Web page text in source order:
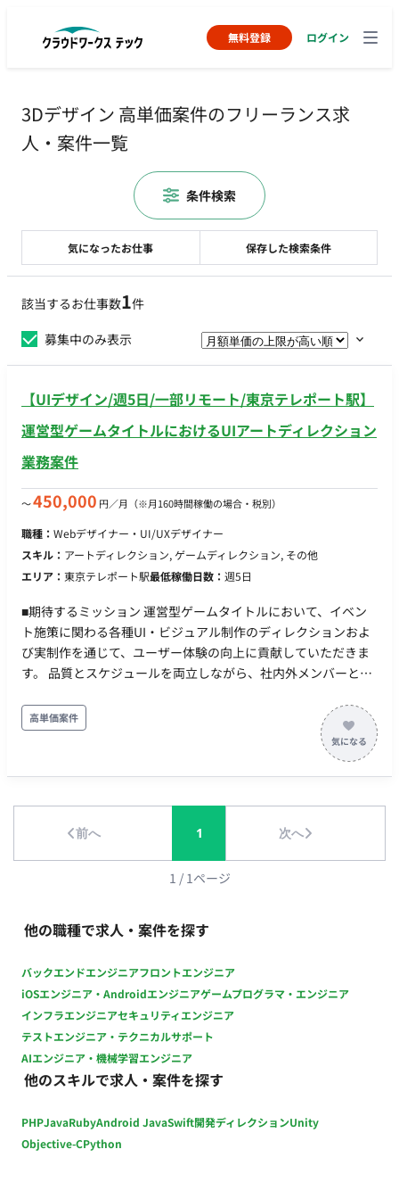
無料登録 ログイン
3Dデザイン 高単価案件のフリーランス求
人・案件一覧
該当するお仕事数1件
募集中のみ表示
【UIデザイン/週5日/一部リモート/東京テレポート駅】
運営型ゲームタイトルにおけるUIアートディレクション
業務案件
〜450,000 円／月 （※月160時間稼働の場合・税別）
職種： Webデザイナー・UI/UXデザイナー
スキル： アートディレクション, ゲームディレクション, その他
エリア： 東京テレポート駅最低稼働日数： 週5日
■期待するミッション 運営型ゲームタイトルにおいて、イベン
ト施策に関わる各種UI・ビジュアル制作のディレクションおよ
び実制作を通じて、ユーザー体験の向上に貢献していただきま
す。 品質とスケジュールを両立しながら、社内外メンバーと連
です。 ■業務内容・担当工程 【イベント施策に関わるデザイン
制作】 ・ロゴデザイン、アイコン制作など各種クリエイティブ
制作 ・UIパーツやビジュアル素材の作成 担当工程：実装・テス
ト 【クオリティコントロール（アートディレクション業務）】
【進行管理・折衝業務】 ・セクションメンバーのスケジュール
管理 ・外部協力会社との折衝、スケジュール調整 ・社内外との
調整業務 担当工程：要件定義・保守運用 ■チーム体制 ・アート
環境 プログラミング言語 ・該当なし インフラ ・該当なし ■働
き方 ・稼働量：週5日 ・リモート稼働：一部リモート（週3日出
高単価案件
前へ 1 次へ
1 / 1ページ
他の職種で求人・案件を探す
バックエンドエンジニアフロントエンジニア
iOSエンジニア・Androidエンジニアゲームプログラマ・エンジニア
インフラエンジニアセキュリティエンジニア
テストエンジニア・テクニカルサポート
AIエンジニア・機械学習エンジニア
他のスキルで求人・案件を探す
PHPJavaRubyAndroid JavaSwift開発ディレクションUnity
Objective-CPython
気になったお仕事 保存した検索条件
条件検索